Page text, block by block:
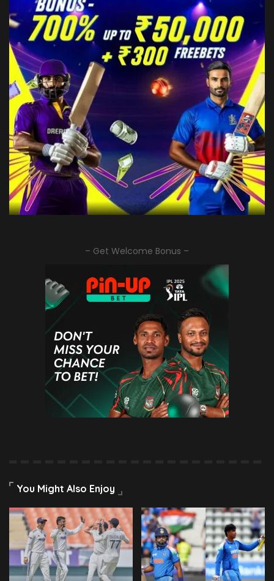
– Get Welcome Bonus –
You Might Also Enjoy